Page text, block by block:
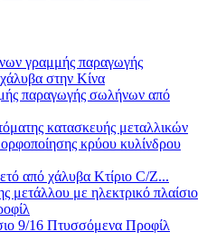
παραγωγής σωλήνων από
από χάλυβα Κτίριο C/Z...
9/16 Πτυσσόμενα Προφίλ